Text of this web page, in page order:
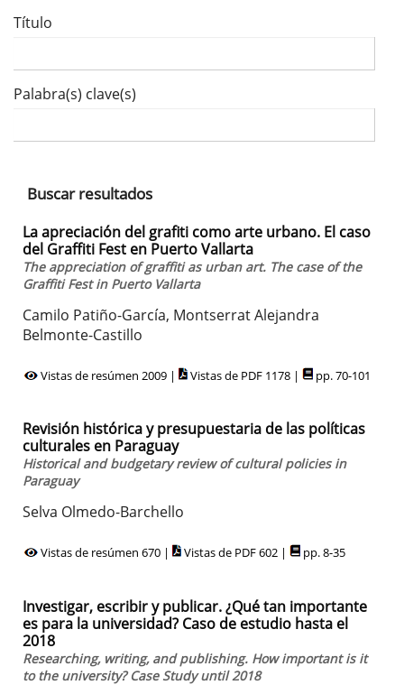
Título
Palabra(s) clave(s)
Buscar resultados
La apreciación del grafiti como arte urbano. El caso
del Graffiti Fest en Puerto Vallarta
The appreciation of graffiti as urban art. The case of the
Graffiti Fest in Puerto Vallarta
Camilo Patiño-García, Montserrat Alejandra
Belmonte-Castillo
Vistas de resúmen 2009 | Vistas de PDF 1178 | pp. 70-101
Revisión histórica y presupuestaria de las políticas
culturales en Paraguay
Historical and budgetary review of cultural policies in
Paraguay
Selva Olmedo-Barchello
Vistas de resúmen 670 | Vistas de PDF 602 | pp. 8-35
Investigar, escribir y publicar. ¿Qué tan importante
es para la universidad? Caso de estudio hasta el
2018
Researching, writing, and publishing. How important is it
to the university? Case Study until 2018